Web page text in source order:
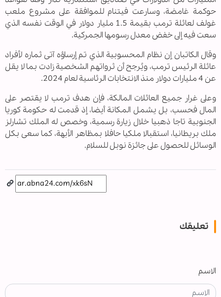
حوكمة غامضة، وسارعت فيتنام للموافقة على مشروع ملعب
غولف لعائلة ترمب بقيمة 1.5 مليار دولار في الوقت نفسه الذي
سعت فيه إلى خفض معدل رسومها الجمركية.
وقال الكاتبان إن نظام المحسوبية الذي تم إرساؤه آتى ثماره لأفراد
عائلة الرئيس ترمب، ويُرجح أن ثرواتهم الشخصية زادت بما لا يقل
عن 4 مليارات دولار منذ الانتخابات الرئاسية لعام 2024.
وعلى غرار جميع العائلات المالكة، فإن هدف ترمب لا يقتصر على
المال فحسب، بل يشمل المكانة أيضا، إذ قدمت له حكومة كوريا
الجنوبية تاجا ذهبيا خلال زيارة رسمية، وخصص له الملك تشارلز
ملك بريطانيا، استقبالا ملكيا حافلا بمظاهر الأبهة، كما سعى بكل
الوسائل للحصول على جائزة نوبل للسلام.
تعليقك
الاسم